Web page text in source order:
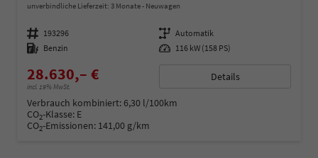
unverbindliche Lieferzeit: 3 Monate Neuwagen
Fahrzeugnummer 193296 Getriebe Automatik
Kraftstoff Benzin Leistung 116 kW (158 PS)
28.630,– €
incl. 19% MwSt.
Details
Verbrauch kombiniert:6,30 l/100km
CO2-Klasse: E
CO2-Emissionen: 141,00 g/km